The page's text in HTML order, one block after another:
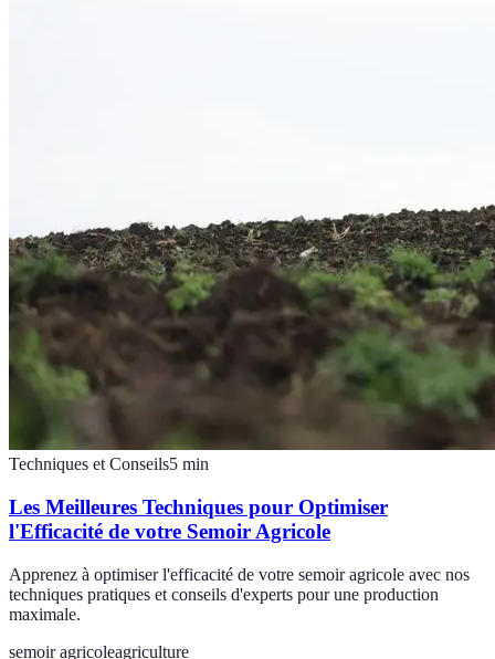
Techniques et Conseils5 min
Les Meilleures Techniques pour Optimiser
l'Efficacité de votre Semoir Agricole
Apprenez à optimiser l'efficacité de votre semoir agricole avec nos
techniques pratiques et conseils d'experts pour une production
maximale.
semoir agricoleagriculture